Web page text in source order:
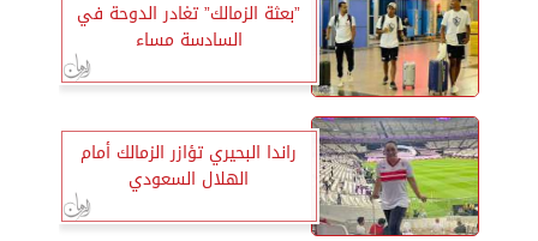
”بعثة الزمالك” تغادر الدوحة في
السادسة مساء
راندا البحيري تؤازر الزمالك أمام
الهلال السعودي